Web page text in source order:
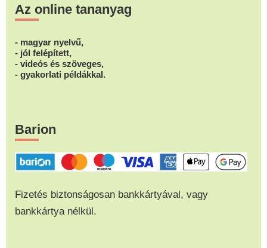
Az online tananyag
- magyar nyelvű,
- jól felépített,
- videós és szöveges,
- gyakorlati példákkal.
Barion
Fizetés biztonságosan bankkártyával, vagy
bankkártya nélkül.